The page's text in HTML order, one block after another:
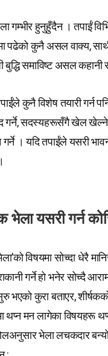
गम्भीर हुनुहुँदैन । तपाईं
पढेको कुनै असल वाक्य,
समाविष्ट असल कहानी
कुनै विशेष तयारी गर्न
गर्ने, सदस्यहरूसँगै खेल
। यदि तपाईंले यसरी
भेला यसरी गर्न
भेला’को विषयमा सोच्दा
गर्ने हो भनेर सोच्दै
भएको कुरा बताएर,
थप्न मन लागेका विषयहरू
भेला लचकदार